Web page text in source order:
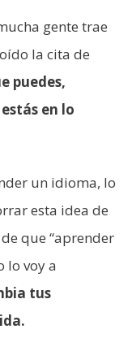
gente trae
la cita de
puedes,
en lo
un idioma, lo
esta idea de
que “aprender
lo voy a
tus